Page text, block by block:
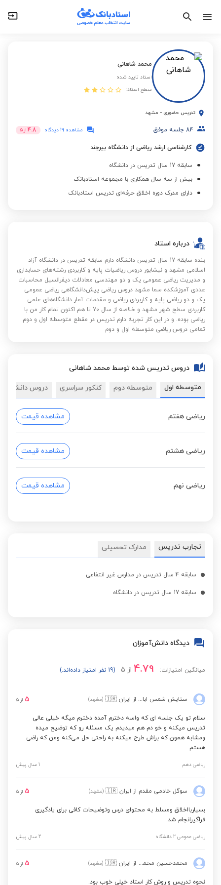
محمد شاهانی
استاد تایید شده
سطح استاد:
تدریس حضوری - مشهد
84 جلسه موفق مشاهده 19 دیدگاه 4.8 از 5
کارشناسی ارشد ریاضی از دانشگاه بیرجند
سابقه 17 سال تدریس در دانشگاه
بیش از سه سال همکاری با مجموعه استادبانک
دارای مدرک دوره اخلاق حرفه‌ای تدریس استادبانک
درباره استاد
بنده سابقه 17 سال تدریس دانشگاه دارم سابقه تدریس در دانشگاه آزاد
اسلامی مشهد و نیشابور دروس ریاضیات پایه و کاربردی رشته‌های حسابداری
و مدیریت ریاضی عمومی یک و دو مهندسی معادلات دیفرانسیل محاسبات
عددی آموزشکده سما مشهد دروس ریاضی پیش‌دانشگاهی ریاضی عمومی
یک و دو ریاضی پایه و کاربردی ریاضی و مقدمات آمار دانشگاه‌های علمی
کاربردی سطح شهر مشهد و خلاصه از سال 70 تا هم اکنون تمام کار من با
ریاضی بوده. و در این کار تجربه دارم تدریس در مقطع متوسطه اول و دوم
تمامی دروس ریاضی متوسطه اول و دوم
دروس تدریس شده توسط محمد شاهانی
متوسطه اول متوسطه دوم کنکور سراسری دروس
ریاضی هفتم مشاهده قیمت
ریاضی هشتم مشاهده قیمت
ریاضی نهم مشاهده قیمت
تجارب تدریس مدارک تحصیلی
سابقه 4 سال تدریس در مدارس غیر انتفاعی
سابقه 17 سال تدریس در دانشگاه
دیدگاه دانش‌آموزان
میانگین امتیازات: 4.79 از 5 (19 نفر امتیاز داده‌اند.)
ستایش شمس ابادی از ایران 🇮🇷 (مشهد) 5 از 5
سلام تو یک جلسه ای که واسه دخترم آمده دخترم میگه خیلی عالی
تدریس میکنه و خو دم هم میدیدم یک مسئله رو که توضیح میده
ومشابه همون که براش طرح میکنه به راحتی حل می‌کنه ومن که راضی
هستم
ریاضی دهم 1 سال پیش
سوگل خادمی مقدم از ایران 🇮🇷 (مشهد) 5 از 5
بسیاربااخلاق ومسلط به محتوای درس وتوضیحات کافی برای یادگیری
فراگیرانجام شد.
ریاضی عمومی 2 دانشگاه 2 سال پیش
محمدحسین محمدزاده از ایران 🇮🇷 (مشهد) 5 از 5
نحوه تدریس و روش کار استاد خیلی خوب بود.